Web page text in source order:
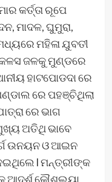
କର୍ତ୍ତା ରୂପେ
ମାଦଳ, ଘୁମୁରା,
ମହିଳା ଯୁବତୀ
ଜଳକୁ ମୁଣ୍ଡରେ
ହାଟପୋଡଦା ରେ
ରେ ପହଞ୍ଚିଥିଲା
ରେ ଭାଗ
ଅତିଥି ଭାବେ
ଉନୟନ ଓ ଆଇନ
l ମନ୍ତ୍ରୀଙ୍କ
ଆଦର୍ଶ କୌଶଲ୍ୟା